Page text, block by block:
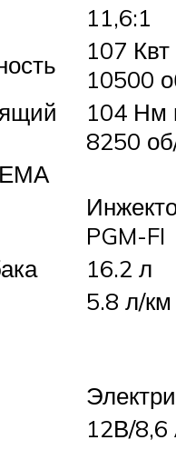
11,6:1
107
10500
104 Нм
8250
PGM-FI
16.2 л
5.8 л/км
12В/